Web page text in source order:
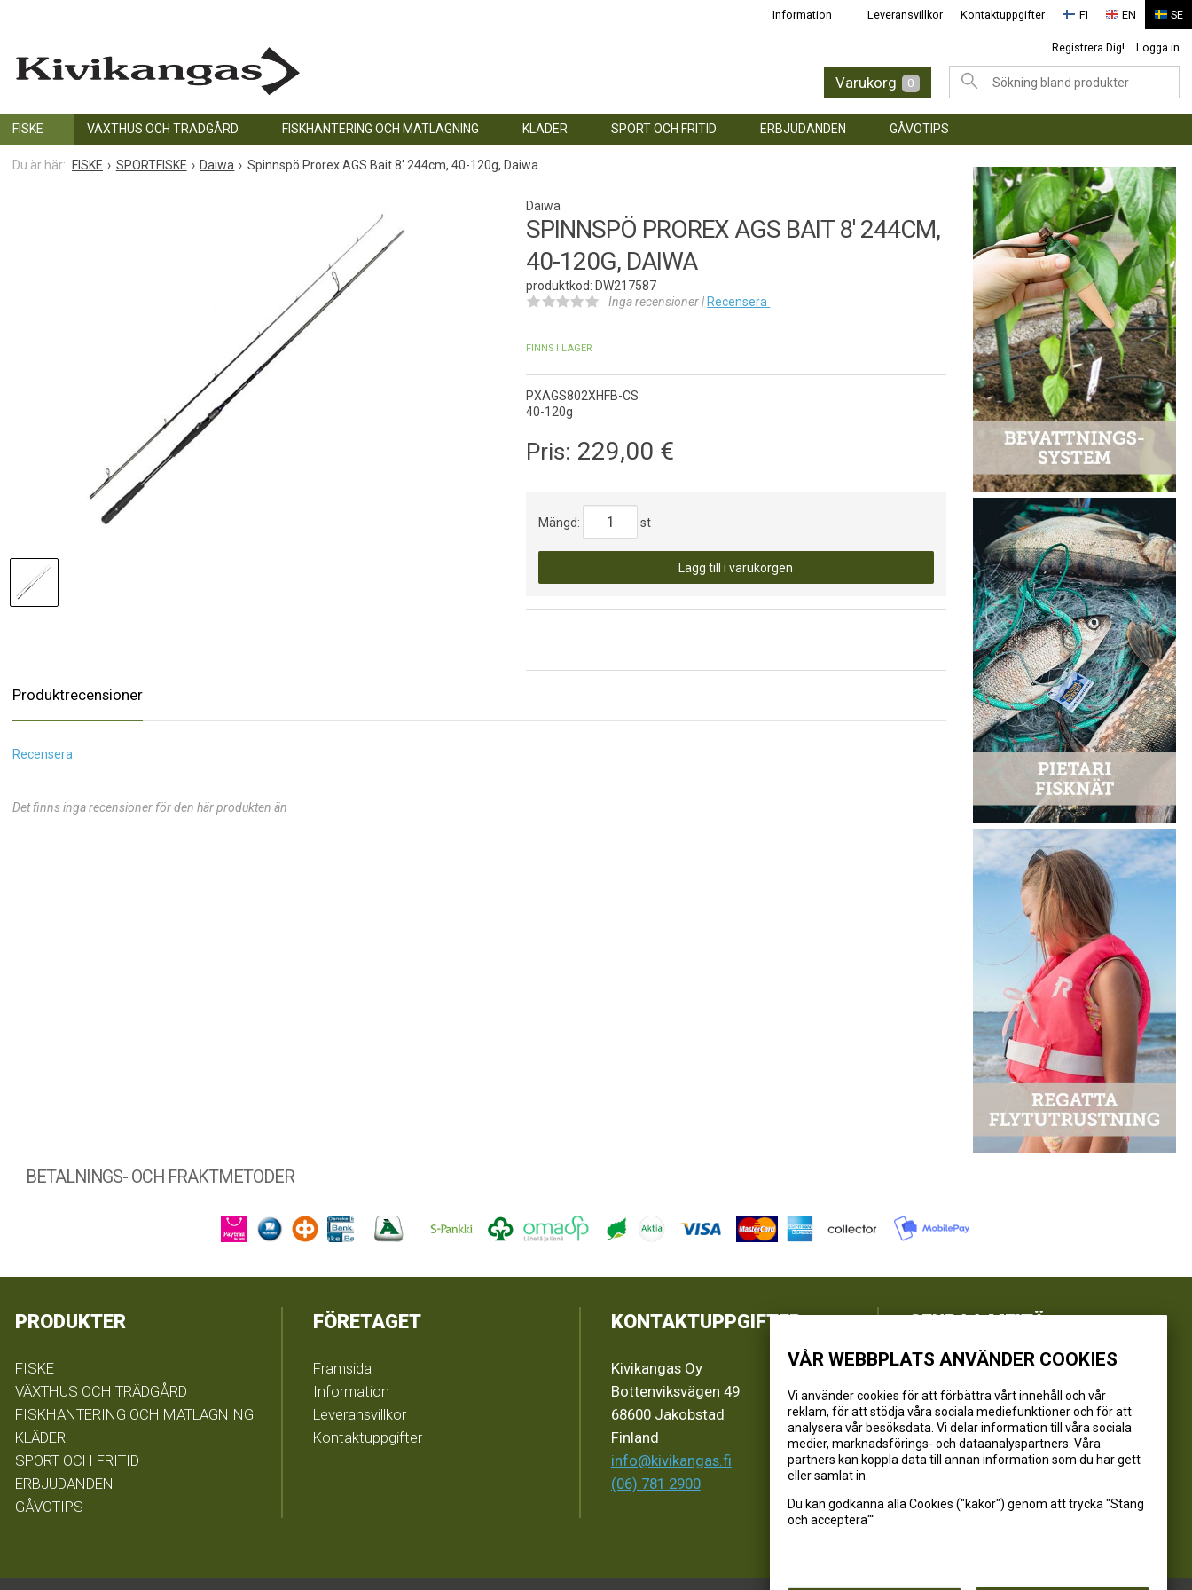
VÅR WEBBPLATS ANVÄNDER COOKIES
Vi använder cookies för att förbättra vårt innehåll och vår
reklam, för att stödja våra sociala mediefunktioner och för att
analysera vår besöksdata. Vi delar information till våra sociala
medier, marknadsförings- och dataanalyspartners. Våra
partners kan koppla data till annan information som du har gett
eller samlat in.
Du kan godkänna alla Cookies ("kakor") genom att trycka "Stäng
och acceptera""
FI EN SE
Information Leveransvillkor Kontaktuppgifter
Registrera Dig! Logga in
Varukorg 0
FISKE VÄXTHUS OCH TRÄDGÅRD FISKHANTERING OCH MATLAGNING KLÄDER SPORT OCH FRITID ERBJUDANDEN GÅVOTIPS
FISKE SPORTFISKE Daiwa Spinnspö Prorex AGS Bait 8' 244cm, 40-120g, Daiwa
Daiwa
SPINNSPÖ PROREX AGS BAIT 8' 244CM,
40-120G, DAIWA
produktkod: DW217587
Inga recensioner | Recensera
FINNS I LAGER
PXAGS802XHFB-CS
40-120g
Pris: 229,00 €
Mängd: st
Lägg till i varukorgen
Produktrecensioner
Recensera
Det finns inga recensioner för den här produkten än
BETALNINGS- OCH FRAKTMETODER
PRODUKTER
FISKE
VÄXTHUS OCH TRÄDGÅRD
FISKHANTERING OCH MATLAGNING
KLÄDER
SPORT OCH FRITID
ERBJUDANDEN
GÅVOTIPS
FÖRETAGET
Framsida
Information
Leveransvillkor
Kontaktuppgifter
KONTAKTUPPGIFTER
Kivikangas Oy
Bottenviksvägen 49
68600 Jakobstad
Finland
info@kivikangas.fi
(06) 781 2900
SEURAA MEITÄ
@kivikangaskalastus
@kivikangaskasvihuoneet
@kivikangas_kalastus
@kivikangaskasvihuoneet
Kivikangas Oy